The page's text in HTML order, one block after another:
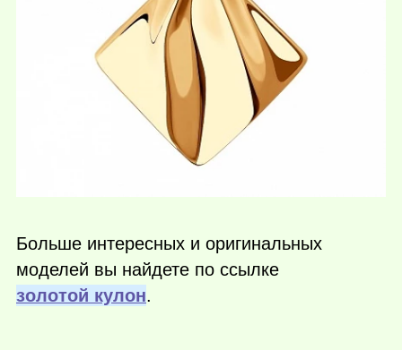
Больше интересных и оригинальных
моделей вы найдете по ссылке
золотой кулон.